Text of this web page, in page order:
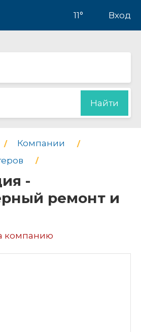
11° Вход
Найти
Компании
-
ремонт и
компанию